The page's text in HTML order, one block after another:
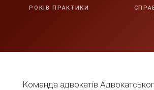
РОКІВ ПРАКТИКИ
Команда адвокатів